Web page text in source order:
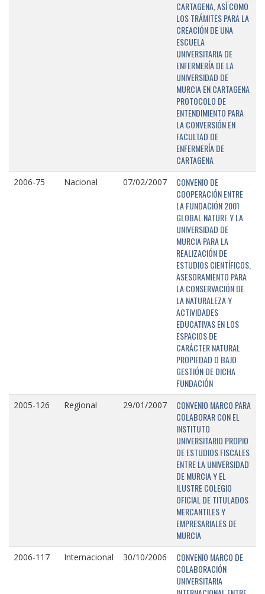
CARTAGENA, ASÍ COMO
LOS TRÁMITES PARA LA
CREACIÓN DE UNA
ESCUELA
UNIVERSITARIA DE
ENFERMERÍA DE LA
UNIVERSIDAD DE
MURCIA EN CARTAGENA
PROTOCOLO DE
ENTENDIMIENTO PARA
LA CONVERSIÓN EN
FACULTAD DE
ENFERMERÍA DE
CARTAGENA
2006-75 Nacional 07/02/2007
CONVENIO DE
COOPERACIÓN ENTRE
LA FUNDACIÓN 2001
GLOBAL NATURE Y LA
UNIVERSIDAD DE
MURCIA PARA LA
REALIZACIÓN DE
ESTUDIOS CIENTÍFICOS,
ASESORAMIENTO PARA
LA CONSERVACIÓN DE
LA NATURALEZA Y
ACTIVIDADES
EDUCATIVAS EN LOS
ESPACIOS DE
CARÁCTER NATURAL
PROPIEDAD O BAJO
GESTIÓN DE DICHA
FUNDACIÓN
2005-126 Regional 29/01/2007
CONVENIO MARCO PARA
COLABORAR CON EL
INSTITUTO
UNIVERSITARIO PROPIO
DE ESTUDIOS FISCALES
ENTRE LA UNIVERSIDAD
DE MURCIA Y EL
ILUSTRE COLEGIO
OFICIAL DE TITULADOS
MERCANTILES Y
EMPRESARIALES DE
MURCIA
2006-117 Internacional 30/10/2006
CONVENIO MARCO DE
COLABORACIÓN
UNIVERSITARIA